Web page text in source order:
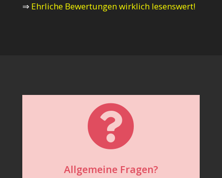
⇒ Ehrliche Bewertungen wirklich lesenswert!

Allgemeine Fragen?